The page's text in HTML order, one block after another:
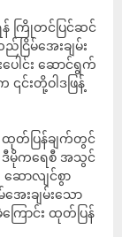
ကြိုတင်ပြင်ဆင်
ငြိမ်အေးချမ်း
ါင်း ဆောင်ရွက်
င်းတို့ဝါဒဖြန့်
တ်ပြန်ချက်တွင်
ဒီမိုကရေစီ အသွင်
ဆောလျင်စွာ
းချမ်းသော
ြောင်း ထုတ်ပြန်